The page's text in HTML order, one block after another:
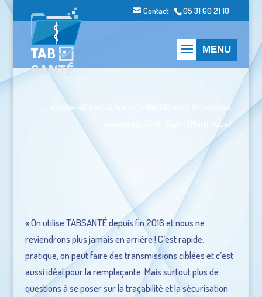
Contact 05 31 60 21 10
Valérie (46 ans) & Anne-Gaëlle (43 ans), infirmières
associées, Saint-Esprit (Martinique)
« On utilise TABSANTÉ depuis fin 2016 et nous ne
reviendrons plus jamais en arrière ! C’est rapide,
pratique, on peut faire des transmissions ciblées et c’est
aussi idéal pour la remplaçante. Mais surtout plus de
questions à se poser sur la traçabilité et la sécurisation